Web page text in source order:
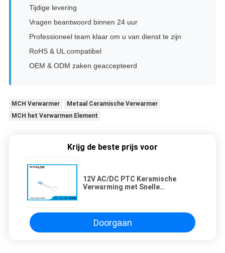
Tijdige levering
Vragen beantwoord binnen 24 uur
Professioneel team klaar om u van dienst te zijn
RoHS & UL compatibel
OEM & ODM zaken geaccepteerd
MCH Verwarmer
Metaal Ceramische Verwarmer
MCH het Verwarmen Element
Krijg de beste prijs voor
12V AC/DC PTC Keramische
Verwarming met Snelle
Haardrogers en Hete Lijmpistolen
Doorgaan